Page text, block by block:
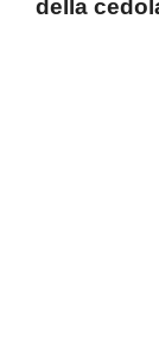
della